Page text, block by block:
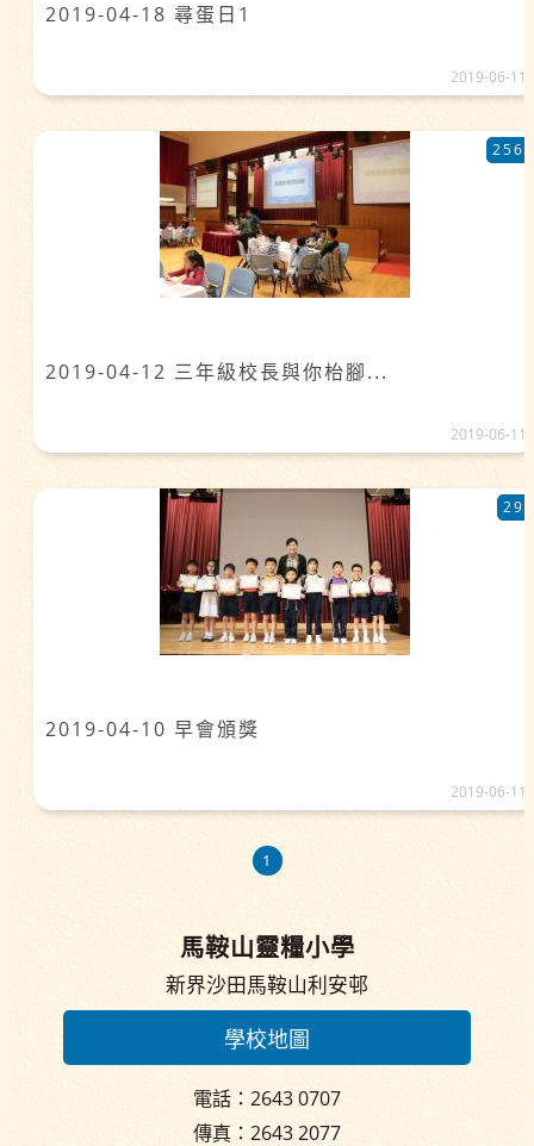
2019-04-18 尋蛋日1
2019-06-11
2019-04-12 三年級校長與你枱腳...
256
2019-06-11
2019-04-10 早會頒獎
29
2019-06-11
1
馬鞍山靈糧小學
新界沙田馬鞍山利安邨
學校地圖
電話：2643 0707
傳真：2643 2077